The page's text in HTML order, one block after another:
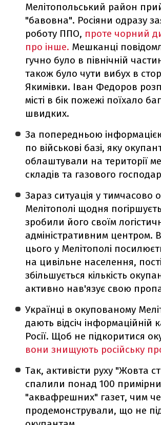
Мелітопольський район
"бавовна". Росіяни одразу
роботу ППО, проте чорний
про інше. Мешканці
гучно було в північній
також було чути вибух в
Якимівки. Іван Федоров
місті в бік пожежі поїхало
швидких.
За попередньою
по військові базі, яку
облаштували на території
складів та газового
Зараз ситуація у тимчасово
Мелітополі щодня
зробили його своїм
адміністративним центром.
цього у Мелітополі
на цивільне населення,
збільшується кількість
активно нав'язує свою
Українці в окупованому
дають відсіч інформаційній
Росії. Щоб не підкоритися
вони знищують російську
Так, активісти руху "Жовта
спалили понад 100
"аквафрешних" газет, чим
продемонстрували, що не